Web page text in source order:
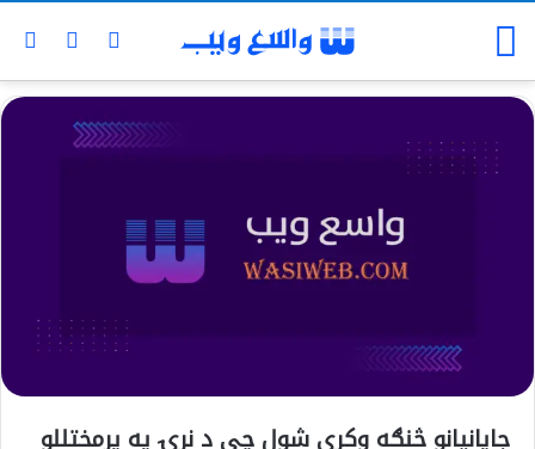
جاپانیانو څنګه وکړی شول چې د نړۍ په پرمختللو